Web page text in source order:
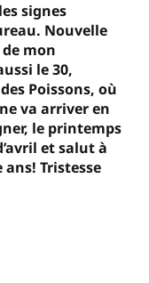
signes
Nouvelle
mon
le 30,
Poissons, où
va arriver en
le printemps
et salut à
Tristesse